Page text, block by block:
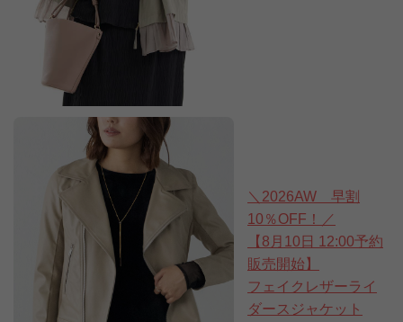
＼2026AW 早割
10％OFF！／
【8月10日 12:00予約
販売開始】
フェイクレザーライ
ダースジャケット